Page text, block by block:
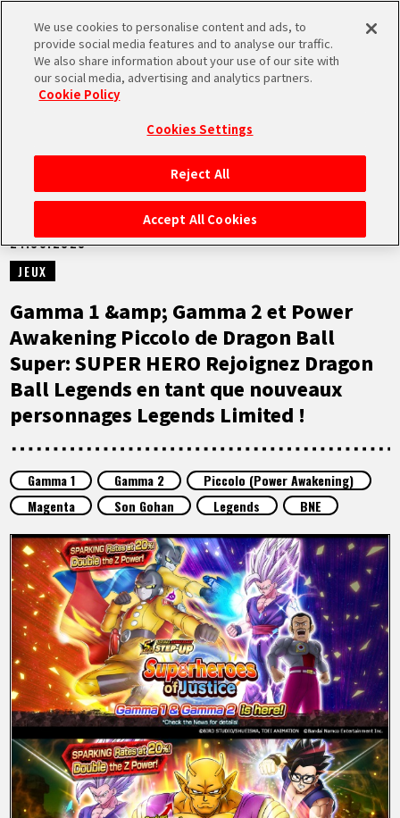
MEN
ACCUEIL
NEWS
À NE PAS MANQUER
VIDÉOS
ARTICLES
À PROPOS
LANGUAGE
JP
EN FR DE ES
NEWS
21.06.2023
JEUX
Gamma 1 &amp; Gamma 2 et Power
Awakening Piccolo de Dragon Ball
Super: SUPER HERO Rejoignez Dragon
Ball Legends en tant que nouveaux
personnages Legends Limited !
Gamma 1 Gamma 2
Piccolo (Power Awakening)
Magenta
Son Gohan Legends BNE
We use cookies to personalise content and ads, to
provide social media features and to analyse our traffic.
We also share information about your use of our site with
our social media, advertising and analytics partners.
Cookie Policy
Cookies Settings
Reject All
Accept All Cookies